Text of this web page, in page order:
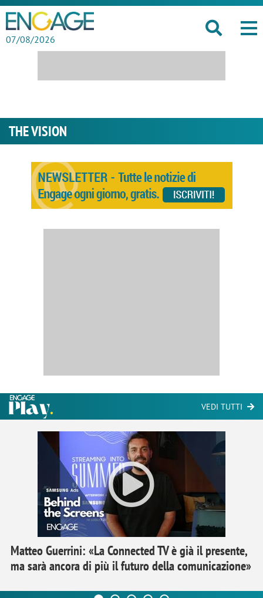
07/08/2026
THE VISION
VEDI TUTTI
Matteo Guerrini: «La Connected TV è già il presente,
ma sarà ancora di più il futuro della comunicazione»